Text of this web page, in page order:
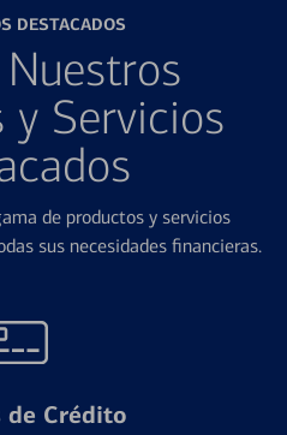
DESTACADOS
y Servicios
de productos y servicios
sus necesidades financieras.
de Crédito